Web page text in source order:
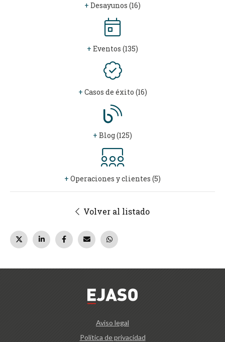
+ Desayunos (16)
+ Eventos (135)
+ Casos de éxito (16)
+ Blog (125)
+ Operaciones y clientes (5)
Volver al listado
Aviso legal
Política de privacidad